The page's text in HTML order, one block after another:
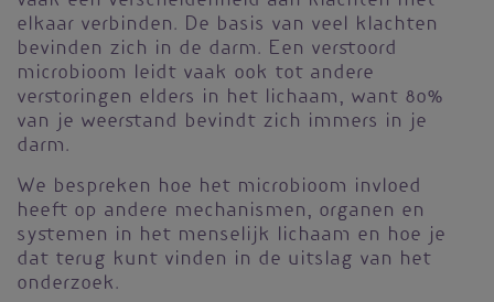
elkaar verbinden. De basis van veel klachten
bevinden zich in de darm. Een verstoord
microbioom leidt vaak ook tot andere
verstoringen elders in het lichaam, want 80%
van je weerstand bevindt zich immers in je
darm.
We bespreken hoe het microbioom invloed
heeft op andere mechanismen, organen en
systemen in het menselijk lichaam en hoe je
dat terug kunt vinden in de uitslag van het
onderzoek.